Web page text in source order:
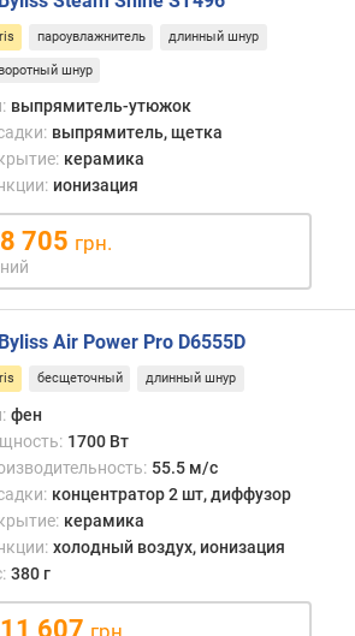
пароувлажнитель длинный шнур
шнур
выпрямитель-утюжок
выпрямитель, щетка
керамика
ионизация
705 грн.
Air Power Pro D6555D
бесщеточный длинный шнур
фен
1700 Вт
55.5 м/с
концентратор 2 шт, диффузор
керамика
холодный воздух, ионизация
380 г
607 грн.